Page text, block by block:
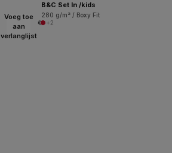
B&C Set In /kids
280 g/m² / Boxy Fit
+2
Voeg toe
aan
verlanglijst